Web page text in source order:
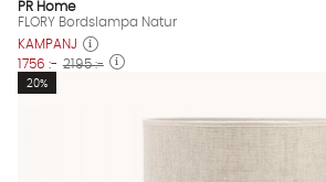
PR Home
FLORY Bordslampa Natur
KAMPANJ
1756 :- 2195 :-
20%